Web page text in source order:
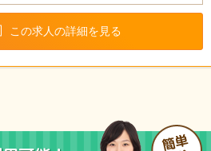
この求人の詳細を見る